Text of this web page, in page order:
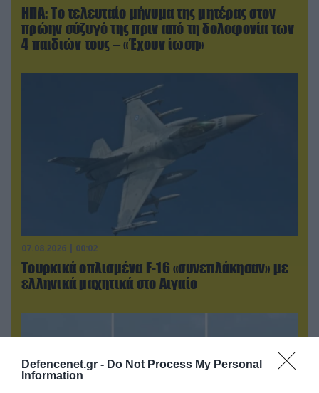
Defencenet.gr - Do Not Process My Personal
Information
ΗΠΑ: Το τελευταίο μήνυμα της μητέρας στον
πρώην σύζυγό της πριν από τη δολοφονία των
4 παιδιών τους – «Έχουν ίωση»
07.08.2026 | 00:02
Τουρκικά οπλισμένα F-16 «συνεπλάκησαν» με
ελληνικά μαχητικά στο Αιγαίο